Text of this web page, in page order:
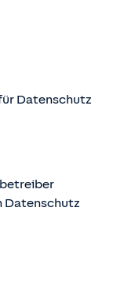
Datenschutz
Datenschutz